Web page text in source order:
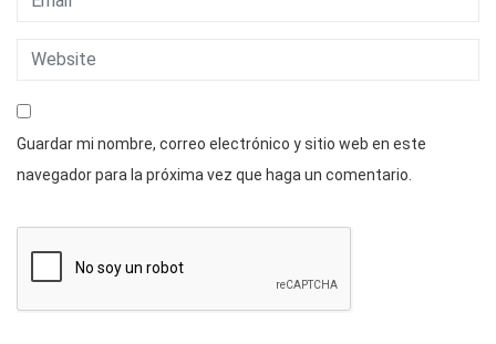
Guardar mi nombre, correo electrónico y sitio web en este
navegador para la próxima vez que haga un comentario.